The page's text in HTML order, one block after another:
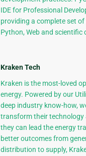
IDE for Professional
providing a complete set
Python, Web and scientific
Kraken Tech
Kraken is the most-loved
energy. Powered by our
deep industry know-how,
transform their technology
they can lead the energy
better outcomes from
distribution to supply,